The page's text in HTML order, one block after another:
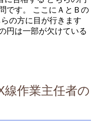
です。 ここにＡとＢの
の方に目が行きます
円は一部が欠けている
作業主任者の